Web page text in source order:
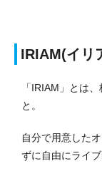
IRIAM(イリ
「IRIAM」とは
と。
自分で用意した
ずに自由にライ